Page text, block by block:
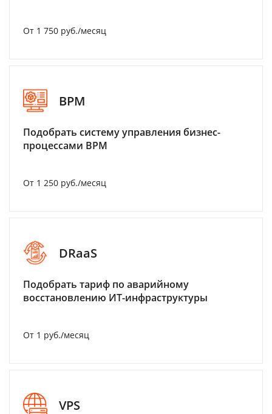
От 1 750 руб./месяц
BPM
Подобрать систему управления бизнес-
процессами BPM
От 1 250 руб./месяц
DRaaS
Подобрать тариф по аварийному
восстановлению ИТ-инфраструктуры
От 1 руб./месяц
VPS